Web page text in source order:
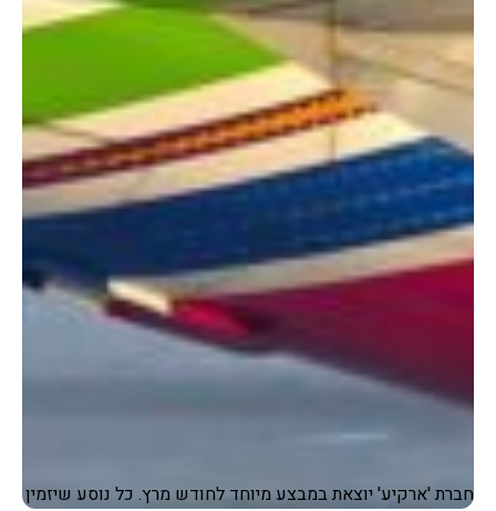
חברת 'ארקיע' יוצאת במבצע מיוחד לחודש מרץ. כל נוסע שיזמין